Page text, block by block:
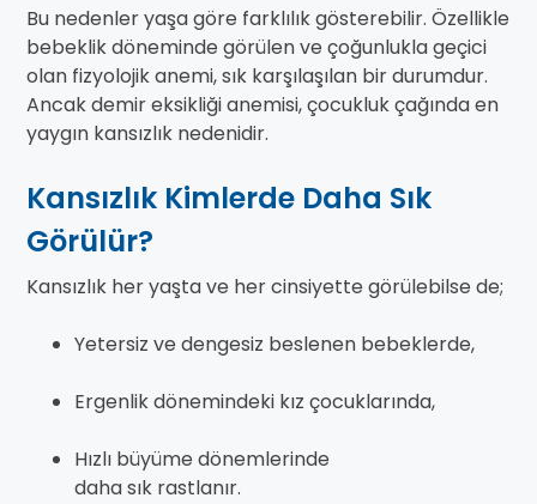
Bu nedenler yaşa göre farklılık gösterebilir. Özellikle
bebeklik döneminde görülen ve çoğunlukla geçici
olan fizyolojik anemi, sık karşılaşılan bir durumdur.
Ancak demir eksikliği anemisi, çocukluk çağında en
yaygın kansızlık nedenidir.
Kansızlık Kimlerde Daha Sık
Görülür?
Kansızlık her yaşta ve her cinsiyette görülebilse de;
Yetersiz ve dengesiz beslenen bebeklerde,
Ergenlik dönemindeki kız çocuklarında,
Hızlı büyüme dönemlerinde
daha sık rastlanır.